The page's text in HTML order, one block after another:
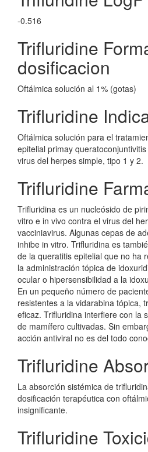
-0.516
Trifluridine
dosificacion
Oftálmica solución al 1% (gotas)
Trifluridine
Oftálmica solución para el
epitelial primay
virus del herpes simple, tipo 1 y 2.
Trifluridine
Trifluridina es un nucleósido de
vitro e in vivo contra el virus del
vacciniavirus. Algunas cepas de
inhibe in vitro. Trifluridina es
de la queratitis epitelial que no ha
la administración tópica de
ocular o hipersensibilidad a la
En un pequeño número de
resistentes a la vidarabina tópica,
eficaz. Trifluridina interfiere con la
de mamífero cultivadas. Sin
acción antiviral no es del todo
Trifluridine
La absorción sistémica de
dosificación terapéutica con
insignificante.
Trifluridine